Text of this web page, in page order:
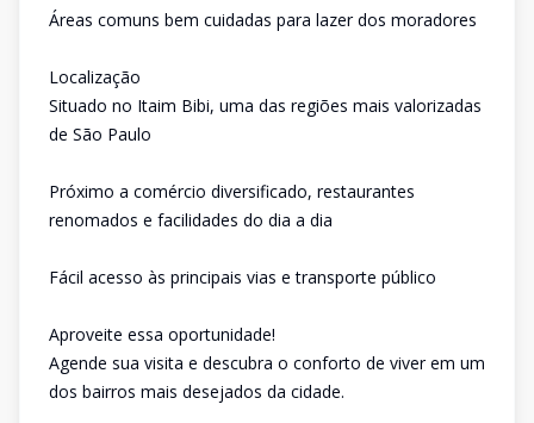
Áreas comuns bem cuidadas para lazer dos moradores
Localização
Situado no Itaim Bibi, uma das regiões mais valorizadas
de São Paulo
Próximo a comércio diversificado, restaurantes
renomados e facilidades do dia a dia
Fácil acesso às principais vias e transporte público
Aproveite essa oportunidade!
Agende sua visita e descubra o conforto de viver em um
dos bairros mais desejados da cidade.